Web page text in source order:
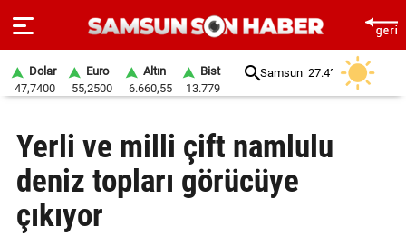
SAYFA
SAMSUN
HABER
Dolar
47,7400
Euro
55,2500
Altın
6.660,55
Bist
13.779
Samsun 27.4°
Yerli ve milli çift namlulu
deniz topları görücüye
çıkıyor